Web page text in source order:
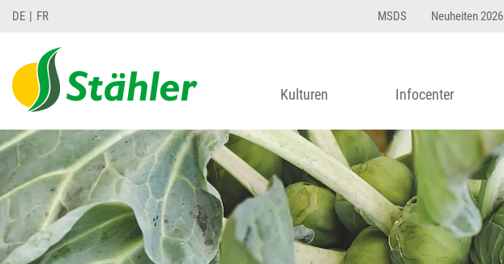
DE FR MSDS Neuheiten 2026
Kulturen Infocenter